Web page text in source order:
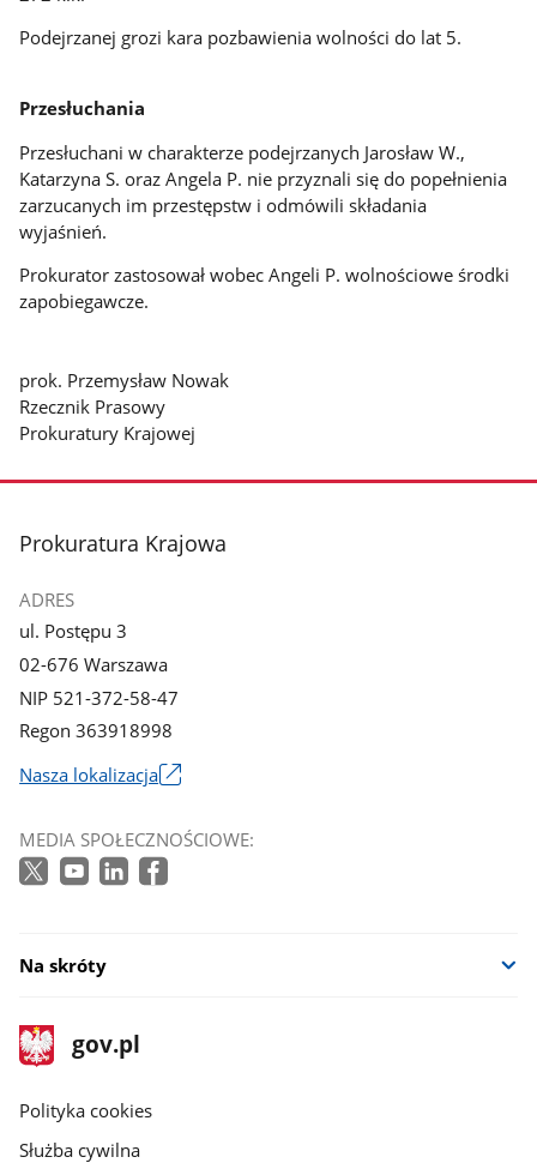
Podejrzanej grozi kara pozbawienia wolności do lat 5.
Przesłuchania
Przesłuchani w charakterze podejrzanych Jarosław W.,
Katarzyna S. oraz Angela P. nie przyznali się do popełnienia
zarzucanych im przestępstw i odmówili składania
wyjaśnień.
Prokurator zastosował wobec Angeli P. wolnościowe środki
zapobiegawcze.
prok. Przemysław Nowak
Rzecznik Prasowy
Prokuratury Krajowej
stopka
Prokuratura Krajowa
ADRES
ul. Postępu 3
02-676 Warszawa
NIP 521-372-58-47
Regon 363918998
Nasza lokalizacja
się
w
MEDIA SPOŁECZNOŚCIOWE:
Na skróty
stopka
gov.pl
Strona
gov.pl
gov.pl
Polityka cookies
Służba cywilna